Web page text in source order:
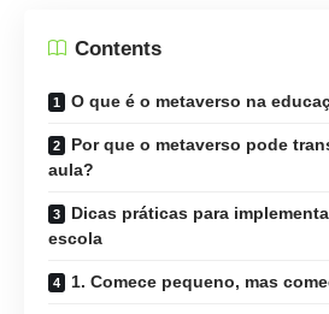
Contents
O que é o metaverso na
Por que o metaverso pode
aula?
Dicas práticas para
escola
1. Comece pequeno, mas